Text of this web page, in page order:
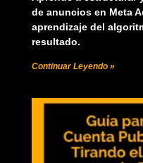
de anuncios en Meta
aprendizaje del
resultado.
Continuar Leyendo »